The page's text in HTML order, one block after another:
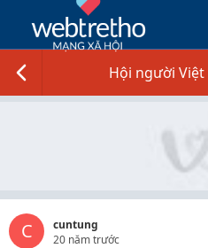
Hội người
C
cuntung
20 năm trước